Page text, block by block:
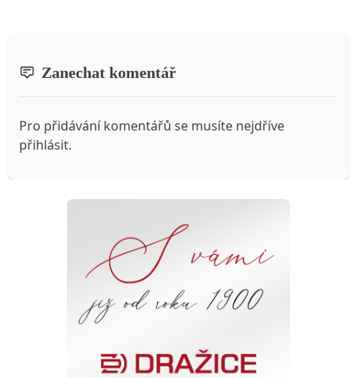
Zanechat komentář
Pro přidávání komentářů se musíte nejdříve
přihlásit.